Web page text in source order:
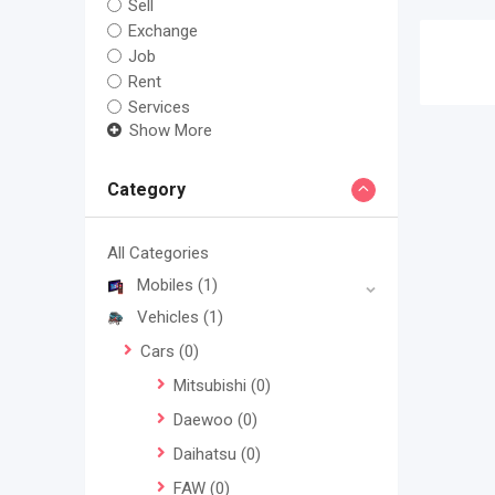
Sell
Exchange
Job
Rent
Services
Show More
Category
All Categories
Mobiles (1)
Vehicles (1)
Cars (0)
Mitsubishi (0)
Daewoo (0)
Daihatsu (0)
FAW (0)